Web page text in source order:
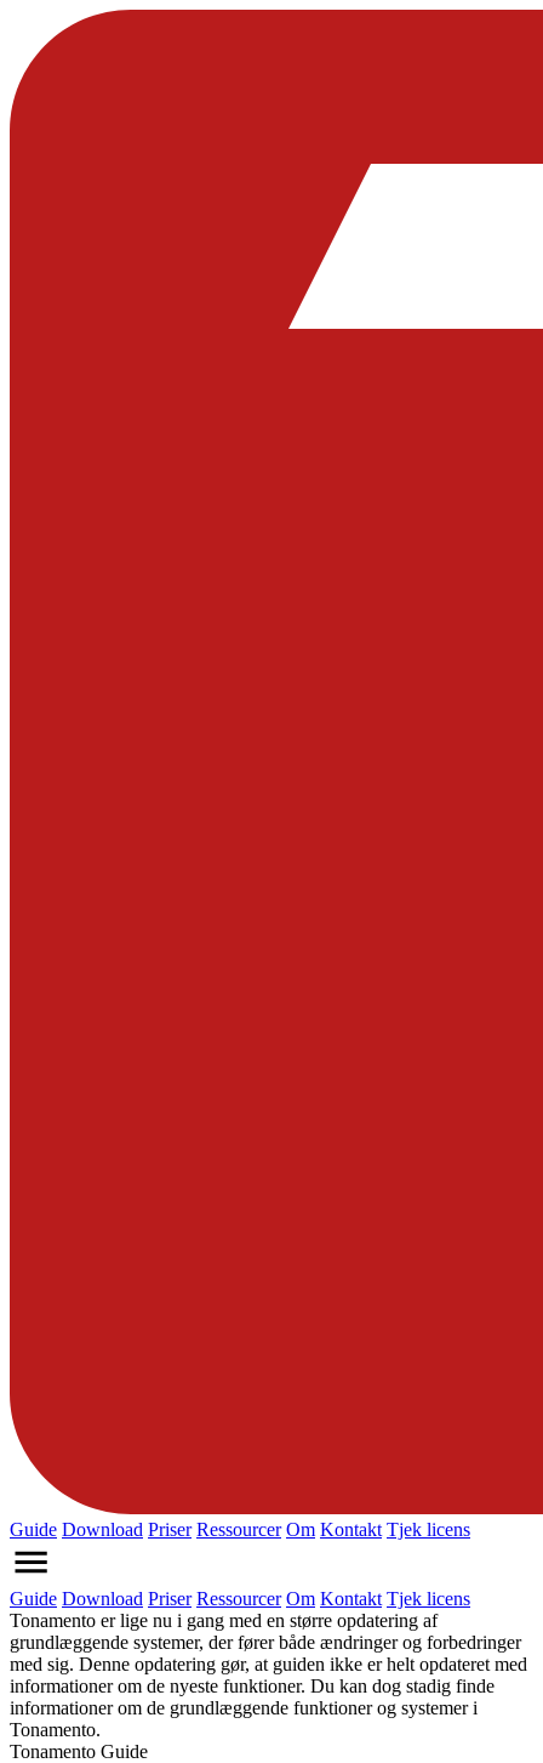
Guide Download Priser Ressourcer Om Kontakt Tjek licens
Guide Download Priser Ressourcer Om Kontakt Tjek licens
Tonamento er lige nu i gang med en større opdatering af
grundlæggende systemer, der fører både ændringer og forbedringer
med sig. Denne opdatering gør, at guiden ikke er helt opdateret med
informationer om de nyeste funktioner. Du kan dog stadig finde
informationer om de grundlæggende funktioner og systemer i
Tonamento.
Tonamento Guide